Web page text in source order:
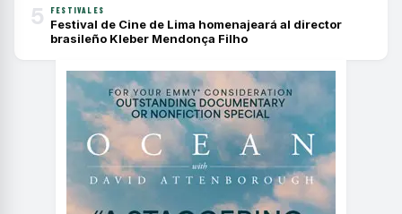
5 FESTIVALES
Festival de Cine de Lima homenajeará al director
brasileño Kleber Mendonça Filho